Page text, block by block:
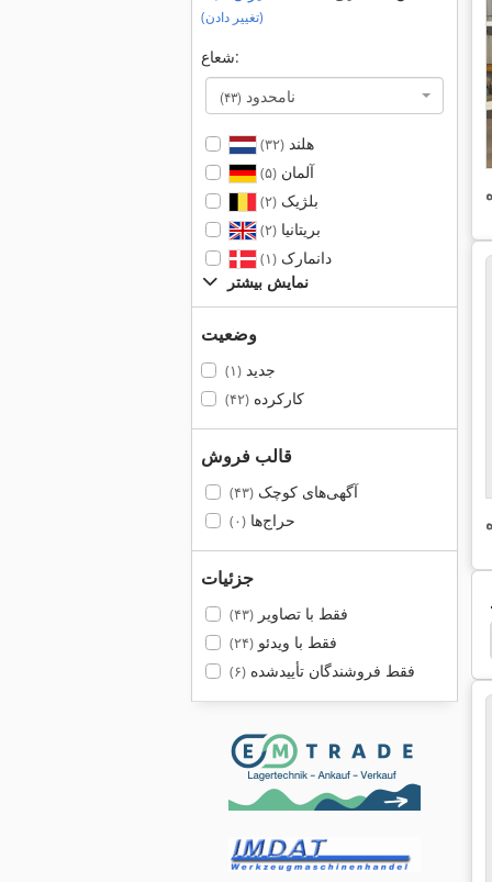
(تغییر دادن)
شعاع:
نامحدود (۴۳)
هلند(۳۲)
آلمان(۵)
بلژیک(۲)
بریتانیا(۲)
دانمارک(۱)
نمایش بیشتر
وضعیت
جدید(۱)
کارکرده(۴۲)
قالب فروش
آگهی‌های کوچک(۴۳)
حراج‌ها(۰)
جزئیات
فقط با تصاویر(۴۳)
فقط با ویدئو(۲۴)
فقط فروشندگان تأییدشده(۶)
International 1480 International 1460